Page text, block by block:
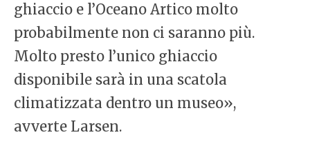
ghiaccio e l’Oceano Artico molto
probabilmente non ci saranno più.
Molto presto l’unico ghiaccio
disponibile sarà in una scatola
climatizzata dentro un museo»,
avverte Larsen.